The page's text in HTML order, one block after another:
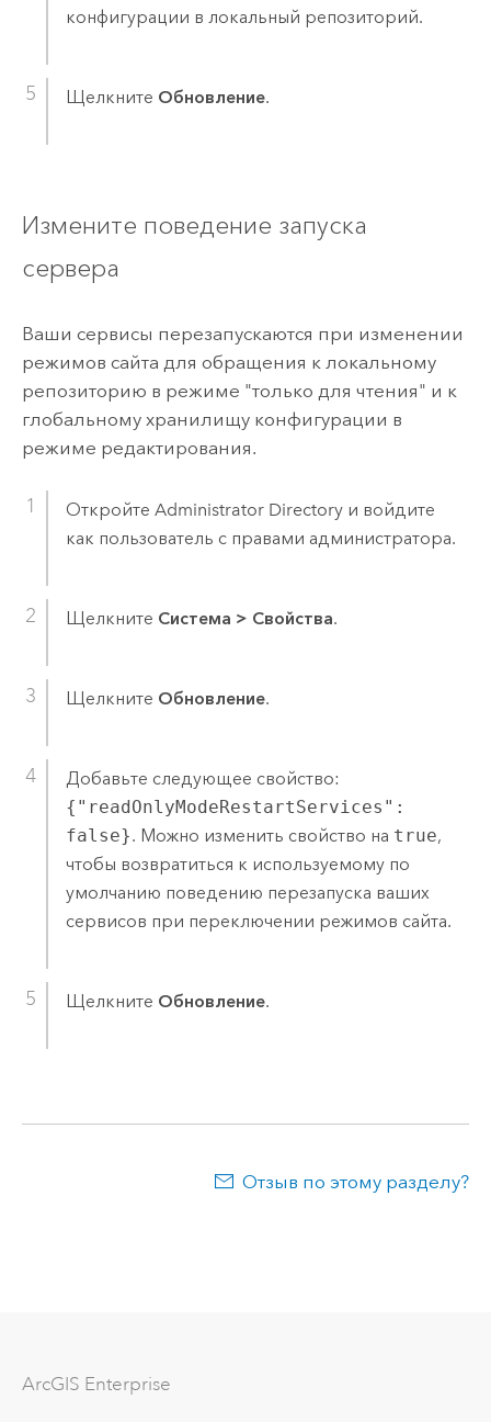
конфигурации в локальный репозиторий.
Щелкните Обновление.
Измените поведение запуска
сервера
Ваши сервисы перезапускаются при изменении
режимов сайта для обращения к локальному
репозиторию в режиме "только для чтения" и к
глобальному хранилищу конфигурации в
режиме редактирования.
Откройте Administrator Directory и войдите
как пользователь с правами администратора.
Щелкните Система > Свойства.
Щелкните Обновление.
Добавьте следующее свойство:
{"readOnlyModeRestartServices":
false}. Можно изменить свойство на true,
чтобы возвратиться к используемому по
умолчанию поведению перезапуска ваших
сервисов при переключении режимов сайта.
Щелкните Обновление.
Отзыв по этому разделу?
ArcGIS Enterprise